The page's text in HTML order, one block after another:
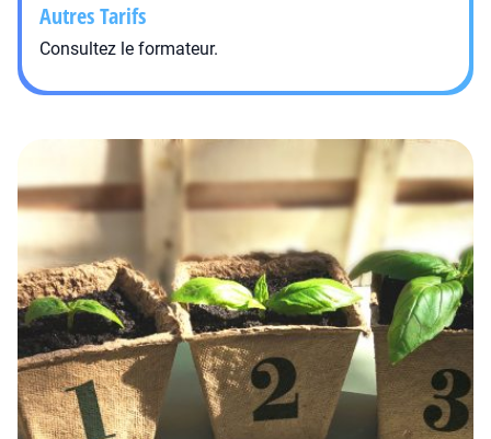
Autres Tarifs
Consultez le formateur.